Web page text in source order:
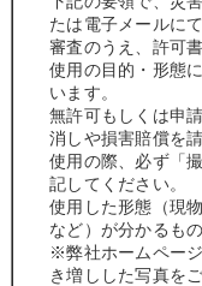
たは電子メールに
審査のうえ、許可
使用の目的・形態
います。
無許可もしくは申
消しや損害賠償を
使用の際、必ず「
記してください。
使用した形態（現
など）が分かるも
※弊社ホームペー
き増しした写真を